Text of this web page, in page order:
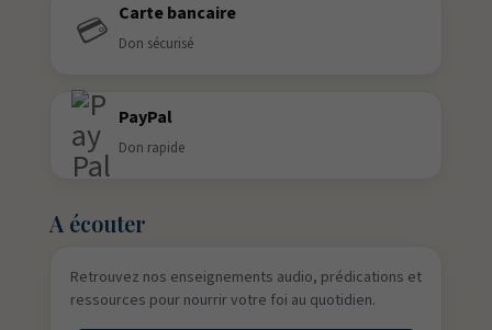
💳 Carte bancaire
Don sécurisé
PayPal
Don rapide
A écouter
Retrouvez nos enseignements audio, prédications et
ressources pour nourrir votre foi au quotidien.